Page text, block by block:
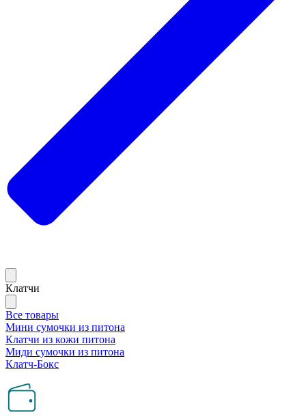
Клатчи
Все товары
Мини сумочки из питона
Клатчи из кожи питона
Миди сумочки из питона
Клатч-Бокс